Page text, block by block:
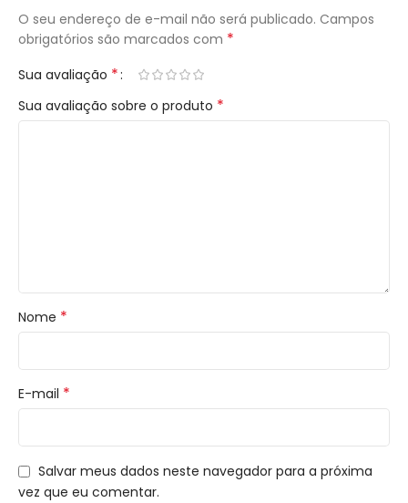
O seu endereço de e-mail não será publicado. Campos
obrigatórios são marcados com *
Sua avaliação *
Sua avaliação sobre o produto *
Nome *
E-mail *
Salvar meus dados neste navegador para a próxima
vez que eu comentar.